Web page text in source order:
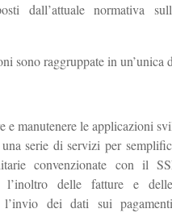
dall’attuale normativa
sono raggruppate in un’unica
e manutenere le applicazioni
serie di servizi per
convenzionate con il
l’inoltro delle fatture e
l’invio dei dati sui